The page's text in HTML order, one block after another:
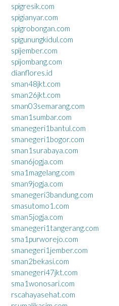
spigresik.com
spigianyar.com
spigrobongan.com
spigunungkidul.com
spijember.com
spijombang.com
dianflores.id
sman48jkt.com
sman26jkt.com
sman03semarang.com
sman1sumbar.com
smanegeri1bantul.com
smanegeri1bogor.com
sman1surabaya.com
sman6jogja.com
sma1magelang.com
sman9jogja.com
smanegeri3bandung.com
smasutomo1.com
sman5jogja.com
smanegeri1tangerang.com
sma1purworejo.com
smanegeri1jember.com
sman2bekasi.com
smanegeri47jkt.com
sma1wonosari.com
rscahayasehat.com